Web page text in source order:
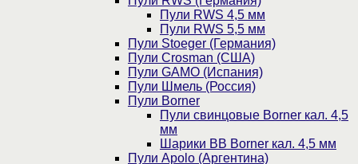
Пули RWS 4,5 мм
Пули RWS 5,5 мм
Пули Stoeger (Германия)
Пули Crosman (США)
Пули GAMO (Испания)
Пули Шмель (Россия)
Пули Borner
Пули свинцовые Borner кал. 4,5
мм
Шарики BB Borner кал. 4,5 мм
Пули Apolo (Аргентина)